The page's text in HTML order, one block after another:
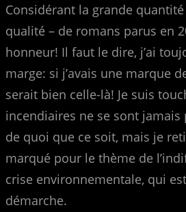
Considérant la grande
qualité – de romans parus en
honneur! Il faut le dire, j’ai
marge: si j’avais une marque
serait bien celle-là! Je suis
incendiaires ne se sont
de quoi que ce soit, mais je
marqué pour le thème de
crise environnementale, qui
démarche.